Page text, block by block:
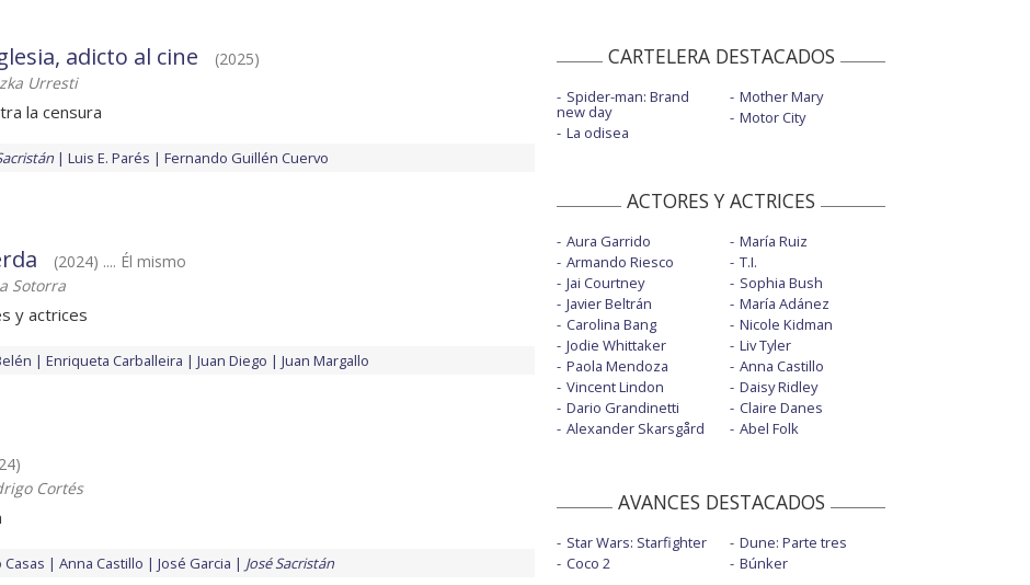
adicto al cine
(2025)
Urresti
la censura
Luis E. Parés Fernando Guillén Cuervo
(2024) .... Él mismo
Sotorra
y actrices
Enriqueta Carballeira Juan Diego Juan Margallo
Cortés
Casas Anna Castillo José Garcia José Sacristán
CARTELERA DESTACADOS
Spider-man: Brand
new day
La odisea
Mother Mary
Motor City
ACTORES Y ACTRICES
Aura Garrido
Armando Riesco
Jai Courtney
Javier Beltrán
Carolina Bang
Jodie Whittaker
Paola Mendoza
Vincent Lindon
Dario Grandinetti
Alexander Skarsgård
María Ruiz
T.I.
Sophia Bush
María Adánez
Nicole Kidman
Liv Tyler
Anna Castillo
Daisy Ridley
Claire Danes
Abel Folk
AVANCES DESTACADOS
Star Wars: Starfighter
Coco 2
Dune: Parte tres
Búnker